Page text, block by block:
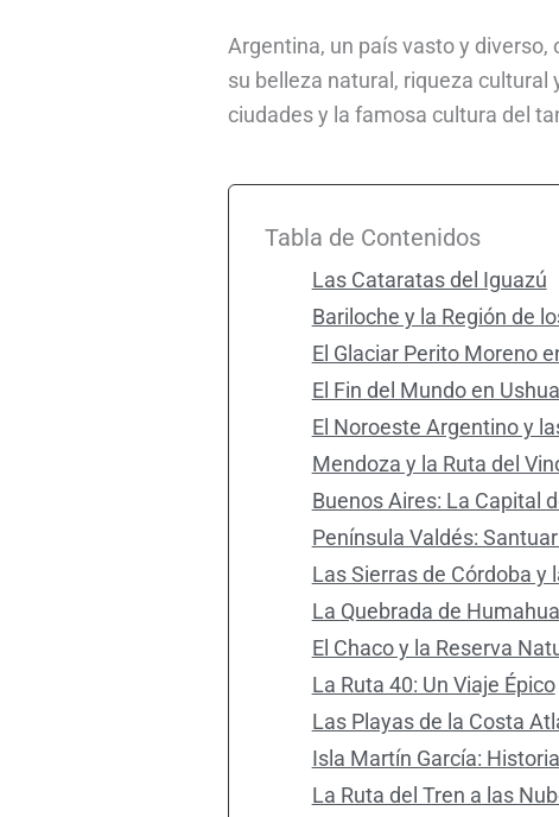
Argentina, un país vasto y
su belleza natural, riqueza
ciudades y la famosa cultura del
Tabla de Contenidos
Las Cataratas del Iguazú
Bariloche y la Región de
El Glaciar Perito Moreno
El Fin del Mundo en
El Noroeste Argentino y
Mendoza y la Ruta del
Buenos Aires: La Capital
Península Valdés:
Las Sierras de Córdoba y
La Quebrada de
El Chaco y la Reserva
La Ruta 40: Un Viaje Épico
Las Playas de la Costa
Isla Martín García:
La Ruta del Tren a las